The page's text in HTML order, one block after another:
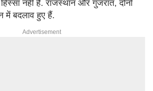
हिस्सा नहीं हैं. राजस्थान और गुजरात, दोनों
में बदलाव हुए हैं.
Advertisement